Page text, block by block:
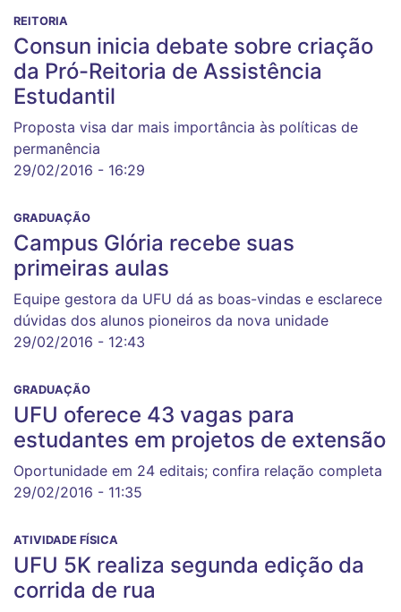
REITORIA
Consun inicia debate sobre criação
da Pró-Reitoria de Assistência
Estudantil
Proposta visa dar mais importância às políticas de
permanência
29/02/2016 - 16:29
GRADUAÇÃO
Campus Glória recebe suas
primeiras aulas
Equipe gestora da UFU dá as boas-vindas e esclarece
dúvidas dos alunos pioneiros da nova unidade
29/02/2016 - 12:43
GRADUAÇÃO
UFU oferece 43 vagas para
estudantes em projetos de extensão
Oportunidade em 24 editais; confira relação completa
29/02/2016 - 11:35
ATIVIDADE FÍSICA
UFU 5K realiza segunda edição da
corrida de rua